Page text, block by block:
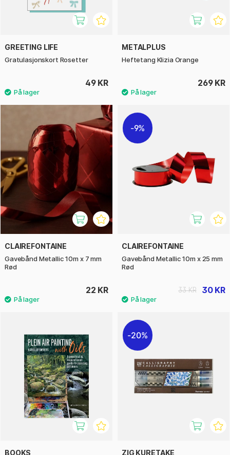
GREETING LIFE
Gratulasjonskort Rosetter
49 KR
METALPLUS
Heftetang Klizia Orange
269 KR
CLAIREFONTAINE
Gavebånd Metallic 10m x 7 mm
Rød
22 KR
9%
CLAIREFONTAINE
Gavebånd Metallic 10m x 25 mm
Rød
30 KR
33 KR
BOOKS
20%
ZIG KURETAKE